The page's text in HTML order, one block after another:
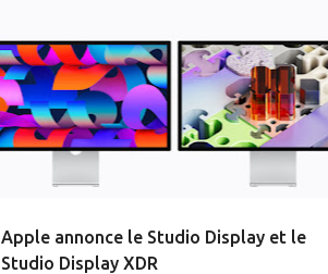
Apple annonce le Studio Display et le
Studio Display XDR